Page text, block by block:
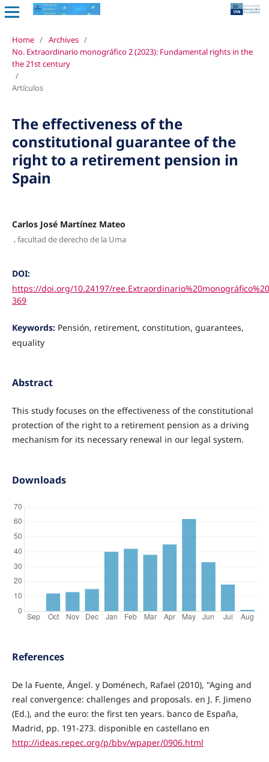
Home / Archives /
No. Extraordinario monográfico 2 (2023): Fundamental rights in the
the 21st century
/
Artículos
The effectiveness of the
constitutional guarantee of the
right to a retirement pension in
Spain
Carlos José Martínez Mateo
,facultad de derecho de la Uma
DOI:
https://doi.org/10.24197/
369
Keywords: Pensión, retirement, constitution, guarantees,
equality
Abstract
This study focuses on the effectiveness of the constitutional
protection of the right to a retirement pension as a driving
mechanism for its necessary renewal in our legal system.
Downloads
References
De la Fuente, Ángel. y Doménech, Rafael (2010), "Aging and
real convergence: challenges and proposals. en J. F. Jimeno
(Ed.), and the euro: the first ten years. banco de España,
Madrid, pp. 191-273. disponible en castellano en
http://ideas.repec.org/p/bbv/wpaper/0906.html